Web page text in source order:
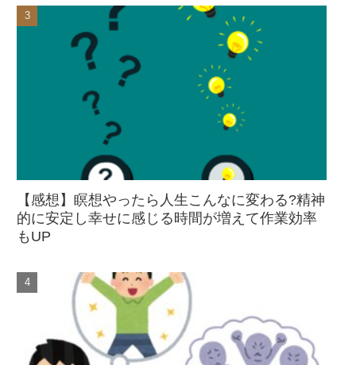
【感想】瞑想やったら人生こんなに変わる?精神
的に安定し幸せに感じる時間が増えて作業効率
もUP